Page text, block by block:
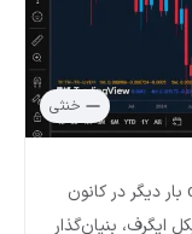
خنثی
در روزهای اخیر رمزارز curve dao یا همان crv بار دیگر در کانون
ایگرف، بنیان‌گذار